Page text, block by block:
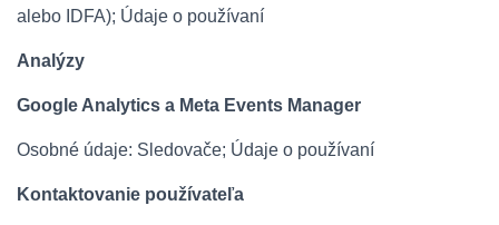
alebo IDFA); Údaje o používaní
Analýzy
Google Analytics a Meta Events Manager
Osobné údaje: Sledovače; Údaje o používaní
Kontaktovanie používateľa